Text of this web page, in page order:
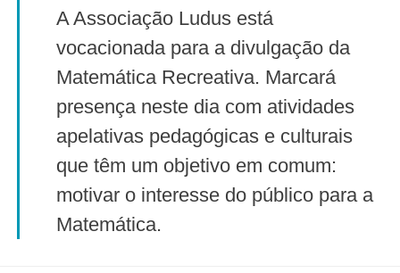
A Associação Ludus está
vocacionada para a divulgação da
Matemática Recreativa. Marcará
presença neste dia com atividades
apelativas pedagógicas e culturais
que têm um objetivo em comum:
motivar o interesse do público para a
Matemática.